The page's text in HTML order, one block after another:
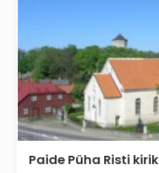
Paide Püha Risti kirik